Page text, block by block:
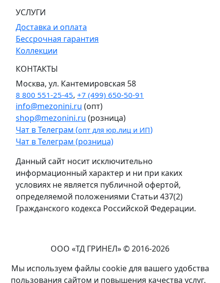
УСЛУГИ
Доставка и оплата
Бессрочная гарантия
Коллекции
КОНТАКТЫ
Москва, ул. Кантемировская 58
8 800 551-25-45, +7 (499) 650-50-91
info@mezonini.ru (опт)
shop@mezonini.ru (розница)
Чат в Телеграм (опт для юр.лиц и ИП)
Чат в Телеграм (розница)
Данный сайт носит исключительно
информационный характер и ни при каких
условиях не является публичной офертой,
определяемой положениями Статьи 437(2)
Гражданского кодекса Российской Федерации.
ООО «ТД ГРИНЕЛ» © 2016-2026
Мы используем файлы cookie для вашего удобства
пользования сайтом и повышения качества услуг.